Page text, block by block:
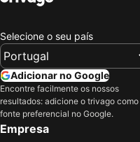
Chamartín
San Isidro
Madrid Arena
Parque de Atracciones de Madrid
Guggenheim Bilbao
Caja Mágica
Selecione o seu país
Adicionar no Google
Encontre facilmente os nossos
resultados: adicione o trivago como
fonte preferencial no Google.
Empresa